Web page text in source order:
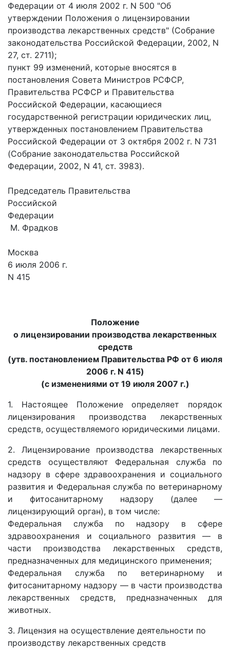
Федерации от 4 июля 2002 г. N 500 "Об
утверждении Положения о лицензировании
производства лекарственных средств" (Собрание
законодательства Российской Федерации, 2002, N
27, ст. 2711);
пункт 99 изменений, которые вносятся в
постановления Совета Министров РСФСР,
Правительства РСФСР и Правительства
Российской Федерации, касающиеся
государственной регистрации юридических лиц,
утвержденных постановлением Правительства
Российской Федерации от 3 октября 2002 г. N 731
(Собрание законодательства Российской
Федерации, 2002, N 41, ст. 3983).
Председатель Правительства
Российской
М. Фрадков
Москва
6 июля 2006 г.
N 415
Положение
о лицензировании производства лекарственных
средств
(утв. постановлением Правительства РФ от 6 июля
2006 г. N 415)
(с изменениями от 19 июля 2007 г.)
1. Настоящее Положение определяет порядок
лицензирования производства лекарственных
средств, осуществляемого юридическими лицами.
2. Лицензирование производства лекарственных
средств осуществляют Федеральная служба по
надзору в сфере здравоохранения и социального
развития и Федеральная служба по ветеринарному
и фитосанитарному надзору (далее —
лицензирующий орган), в том числе:
Федеральная служба по надзору в сфере
здравоохранения и социального развития — в
части производства лекарственных средств,
предназначенных для медицинского применения;
Федеральная служба по ветеринарному и
фитосанитарному надзору — в части производства
лекарственных средств, предназначенных для
животных.
3. Лицензия на осуществление деятельности по
производству лекарственных средств